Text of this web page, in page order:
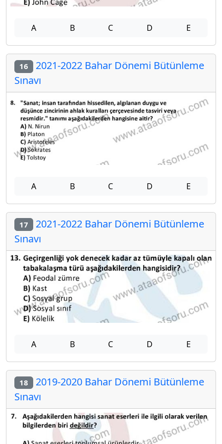
A B C D E
16 2021-2022 Bahar Dönemi Bütünleme
Sınavı
A B C D E
17 2021-2022 Bahar Dönemi Bütünleme
Sınavı
A B C D E
18 2019-2020 Bahar Dönemi Bütünleme
Sınavı